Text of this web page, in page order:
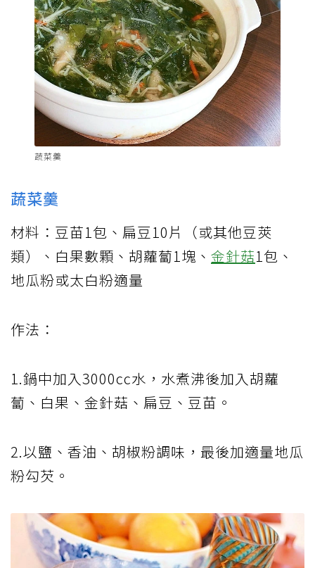
蔬菜羹
蔬菜羹
材料：豆苗1包、扁豆10片（或其他豆莢
類）、白果數顆、胡蘿蔔1塊、 金針菇1包、
地瓜粉或太白粉適量
作法：
1.鍋中加入3000cc水，水煮沸後加入胡蘿
蔔、白果、金針菇、扁豆、豆苗。
2.以鹽、香油、胡椒粉調味，最後加適量地瓜
粉勾芡。